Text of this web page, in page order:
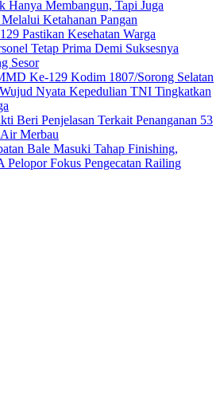
Membangun, Tapi Juga
Ketahanan Pangan
Pastikan Kesehatan Warga
Tetap Prima Demi Suksesnya
Sesor
Ke-129 Kodim 1807/Sorong Selatan
Nyata Kepedulian TNI Tingkatkan
Beri Penjelasan Terkait Penanganan 53
Merbau
Bale Masuki Tahap Finishing,
Pelopor Fokus Pengecatan Railing